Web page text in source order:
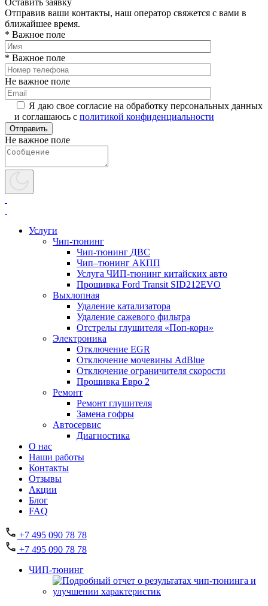
Оставить заявку
Отправив ваши контакты, наш оператор свяжется с вами в
ближайшее время.
* Важное поле
* Важное поле
Не важное поле
Я даю свое согласие на обработку персональных данных
и соглашаюсь с политикой конфиденциальности
Не важное поле
Услуги
Чип-тюнинг
Чип-тюнинг ДВС
Чип–тюнинг АКПП
Услуга ЧИП-тюнинг китайских авто
Прошивка Ford Transit SID212EVO
Выхлопная
Удаление катализатора
Удаление сажевого фильтра
Отстрелы глушителя «Поп-корн»
Электроника
Отключение EGR
Отключение мочевины AdBlue
Отключение ограничителя скорости
Прошивка Евро 2
Ремонт
Ремонт глушителя
Замена гофры
Автосервис
Диагностика
О нас
Наши работы
Контакты
Отзывы
Акции
Блог
FAQ
+7 495 090 78 78
+7 495 090 78 78
ЧИП-тюнинг